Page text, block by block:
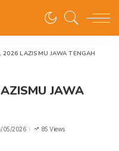
2026 LAZISMU JAWA TENGAH
JAWA
05/2026 85 Views